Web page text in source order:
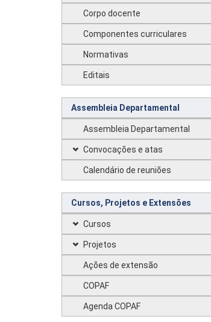
Corpo docente
Componentes curriculares
Normativas
Editais
Assembleia Departamental
Assembleia Departamental
Convocações e atas
Calendário de reuniões
Cursos, Projetos e Extensões
Cursos
Projetos
Ações de extensão
COPAF
Agenda COPAF